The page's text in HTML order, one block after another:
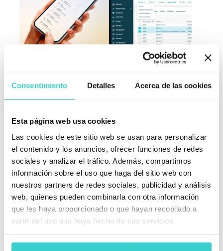
Consentimiento Detalles Acerca de las cookies
Esta página web usa cookies
Las cookies de este sitio web se usan para personalizar
el contenido y los anuncios, ofrecer funciones de redes
sociales y analizar el tráfico. Además, compartimos
información sobre el uso que haga del sitio web con
nuestros partners de redes sociales, publicidad y análisis
web, quienes pueden combinarla con otra información
que les haya proporcionado o que hayan recopilado a
partir del uso que haya hecho de sus servicios.
Flujo de Trabajo?
Una vez configurado NSYS Diagnostics, tus pruebas
se optimizan con una supervisión mínima. Puedes
personalizar el flujo de trabajo según las necesidades
de tu negocio y adaptarlo a medida que tu empresa
crece. NSYS Diagnostics se adapta sin esfuerzo,
mejorando la eficiencia en las pruebas en almacenes
sin ajustes complejos. La solución optimiza los
procesos actuales y crea una base para un
crecimiento y eficiencia a largo plazo.